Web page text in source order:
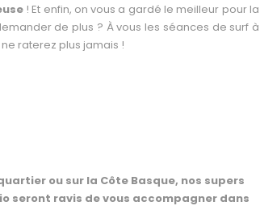
! Et enfin, on vous a gardé le meilleur pour la
de plus ? À vous les séances de surf à
raterez plus jamais !
ou sur la Côte Basque, nos supers
seront ravis de vous accompagner dans